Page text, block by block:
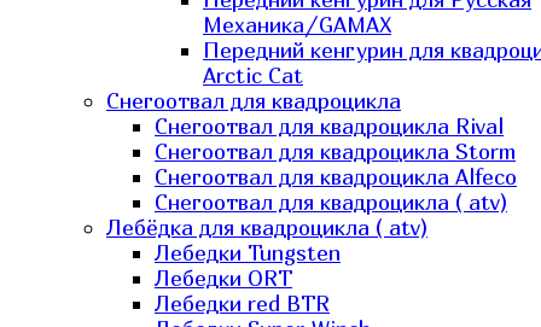
Механика/GAMAX
Передний кенгурин для
Arctic Cat
Снегоотвал для квадроцикла
Снегоотвал для квадроцикла Rival
Снегоотвал для квадроцикла Storm
Снегоотвал для квадроцикла Alfeco
Снегоотвал для квадроцикла ( atv)
Лебёдка для квадроцикла ( atv)
Лебедки Tungsten
Лебедки ORT
Лебедки red BTR